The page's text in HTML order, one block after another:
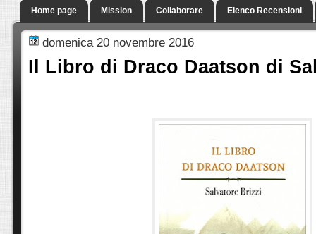
Home page Mission Collaborare Elenco Recensioni
domenica 20 novembre 2016
Il Libro di Draco Daatson di